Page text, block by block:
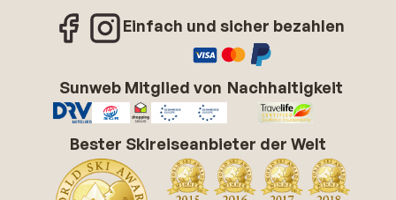
Einfach und sicher bezahlen
Sunweb Mitglied von Nachhaltigkeit
Bester Skireiseanbieter der Welt